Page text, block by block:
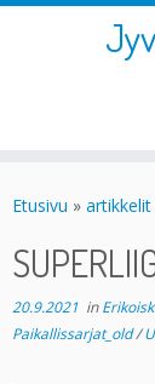
toEtusivu » artikkelit
20.9.2021 in
Paikallissarjat_old/